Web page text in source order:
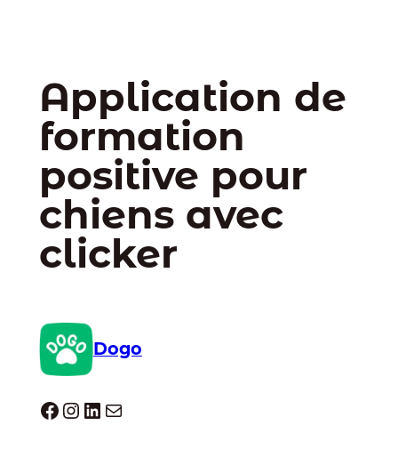
Application de
formation
positive pour
chiens avec
clicker
Dogo
Dogo facebook InstagramLinkedIn E-mail